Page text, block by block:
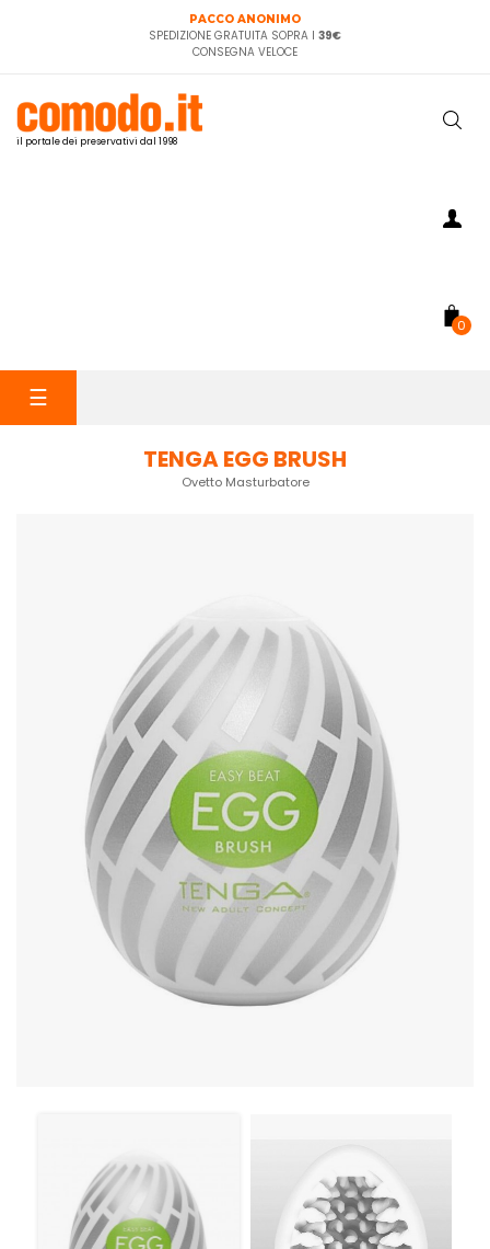
PACCO ANONIMO
SPEDIZIONE GRATUITA SOPRA I 39€
CONSEGNA VELOCE
il portale dei preservativi dal 1998
0
navigazione
☰
TENGA EGG BRUSH
Ovetto Masturbatore